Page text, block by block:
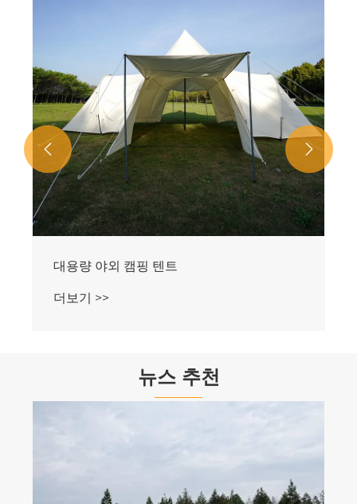
야외 이중 문 옥스포드 천 캠핑 텐트
 
뉴스 추천